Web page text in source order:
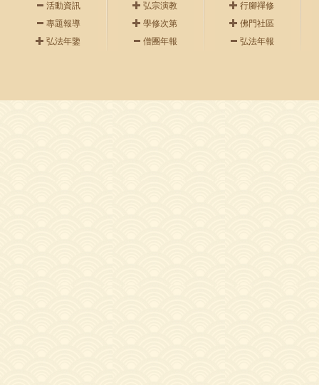
活動資訊
專題報導
弘法年鑒
弘宗演教
學修次第
僧團年報
行腳禪修
佛門社區
弘法年報